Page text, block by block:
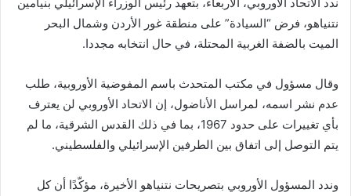
نتنياهو، فرض “السيادة” على منطقة غور الأردن وشمال البحر
الميت بالضفة الغربية المحتلة، في حال انتخابه مجددا.
وقال مسؤول في مكتب المتحدث باسم المفوضية الأوروبية، طلب
عدم نشر اسمه، لمراسل الأناضول، إن الاتحاد الأوروبي لن يعترف
بأي تغييرات على حدود 1967، بما في ذلك القدس الشرقية، ما لم
يتم التوصل إلى اتفاق بين الطرفين الإسرائيلي والفلسطيني.
وندد المسؤول الأوروبي بتصريحات نتنياهو الأخيرة، مؤكّدًا أن كل